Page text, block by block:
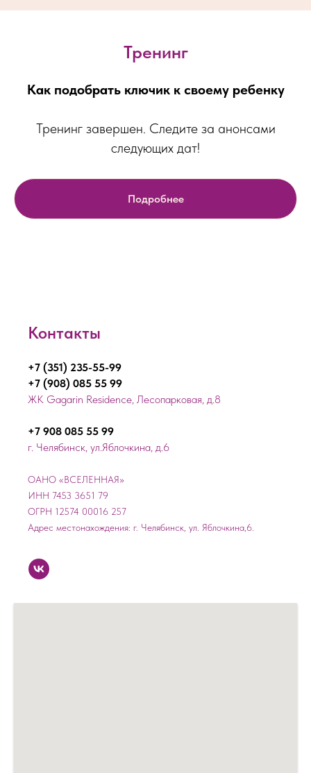
Тренинг
Как подобрать ключик к своему ребенку
Тренинг завершен. Следите за анонсами
следующих дат!
Подробнее
Контакты
+7 (351) 235-55-99
+7 (908) 085 55 99
ЖК Gagarin Residence, Лесопарковая, д.8
+7 908 085 55 99
г. Челябинск, ул.Яблочкина, д.6
ОАНО «ВСЕЛЕННАЯ»
ИНН 7453 3651 79
ОГРН 12574 00016 257
Адрес местонахождения: г. Челябинск, ул. Яблочкина,6.